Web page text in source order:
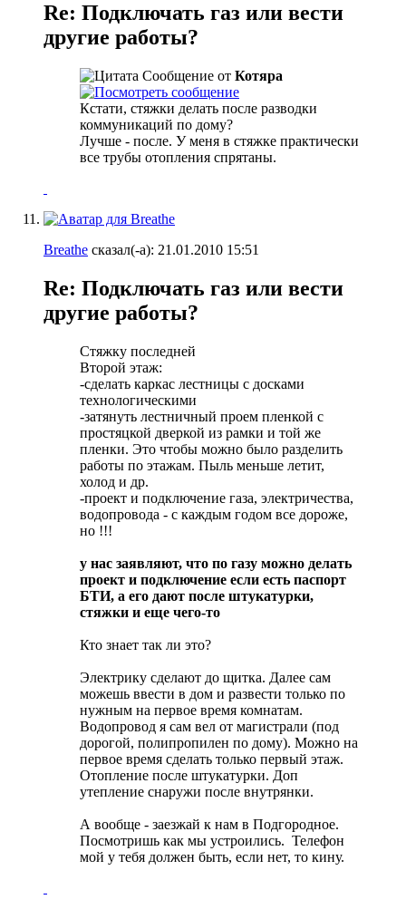
Re: Подключать газ или вести
другие работы?
Сообщение от Котяра
Кстати, стяжки делать после разводки
коммуникаций по дому?
Лучше - после. У меня в стяжке практически
все трубы отопления спрятаны.
Breathe сказал(-а): 21.01.2010 15:51
Re: Подключать газ или вести
другие работы?
Стяжку последней
Второй этаж:
-сделать каркас лестницы с досками
технологическими
-затянуть лестничный проем пленкой с
простяцкой дверкой из рамки и той же
пленки. Это чтобы можно было разделить
работы по этажам. Пыль меньше летит,
холод и др.
-проект и подключение газа, электричества,
водопровода - с каждым годом все дороже,
но !!!
у нас заявляют, что по газу можно делать
проект и подключение если есть паспорт
БТИ, а его дают после штукатурки,
стяжки и еще чего-то
Кто знает так ли это?
Электрику сделают до щитка. Далее сам
можешь ввести в дом и развести только по
нужным на первое время комнатам.
Водопровод я сам вел от магистрали (под
дорогой, полипропилен по дому). Можно на
первое время сделать только первый этаж.
Отопление после штукатурки. Доп
утепление снаружи после внутрянки.
А вообще - заезжай к нам в Подгородное.
Посмотришь как мы устроились. Телефон
мой у тебя должен быть, если нет, то кину.